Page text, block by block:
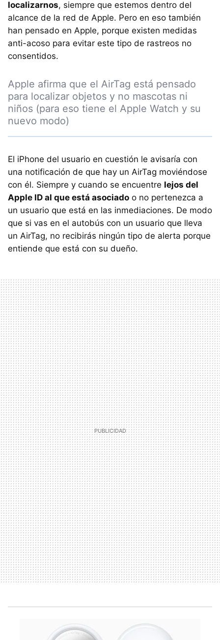
localizarnos, siempre que estemos dentro del
alcance de la red de Apple. Pero en eso también
han pensado en Apple, porque existen medidas
anti-acoso para evitar este tipo de rastreos no
consentidos.
Apple afirma que el AirTag está pensado
para localizar objetos y no mascotas ni
niños (para eso tiene el Apple Watch y su
nuevo modo)
El iPhone del usuario en cuestión le avisaría con
una notificación de que hay un AirTag moviéndose
con él. Siempre y cuando se encuentre lejos del
Apple ID al que está asociado o no pertenezca a
un usuario que está en las inmediaciones. De modo
que si vas en el autobús con un usuario que lleva
un AirTag, no recibirás ningún tipo de alerta porque
entiende que está con su dueño.